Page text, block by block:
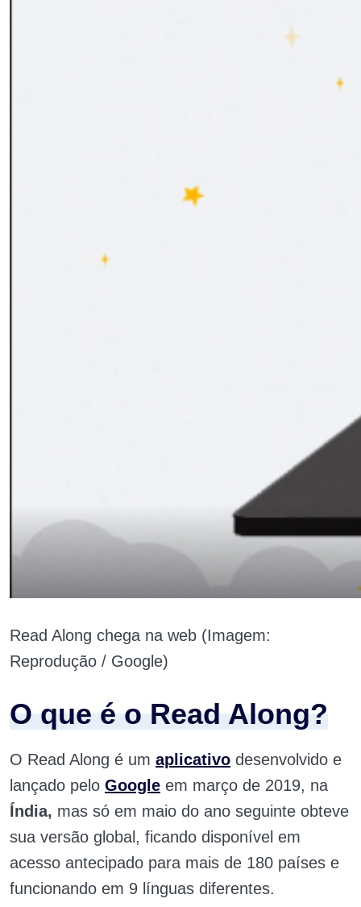
Read Along chega na web (Imagem:
Reprodução / Google)
O que é o Read Along?
O Read Along é um aplicativo desenvolvido e
lançado pelo Google em março de 2019, na
Índia, mas só em maio do ano seguinte obteve
sua versão global, ficando disponível em
acesso antecipado para mais de 180 países e
funcionando em 9 línguas diferentes.